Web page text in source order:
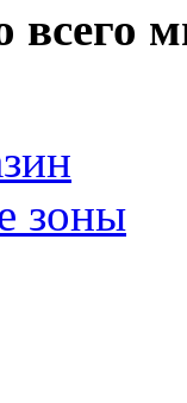
всего
зоны